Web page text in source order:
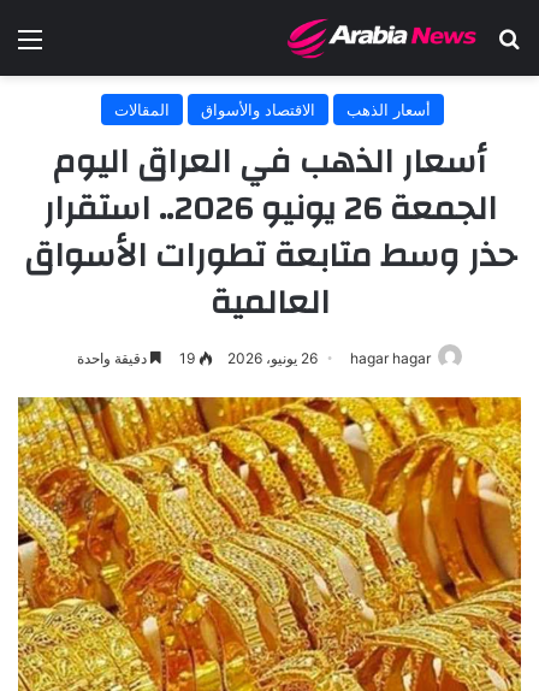
بحث عن
أسعار الذهب الاقتصاد والأسواق المقالات
أسعار الذهب في العراق اليوم
الجمعة 26 يونيو 2026.. استقرار
حذر وسط متابعة تطورات الأسواق
العالمية
hagar hagar 26 يونيو، 2026 19 دقيقة واحدة